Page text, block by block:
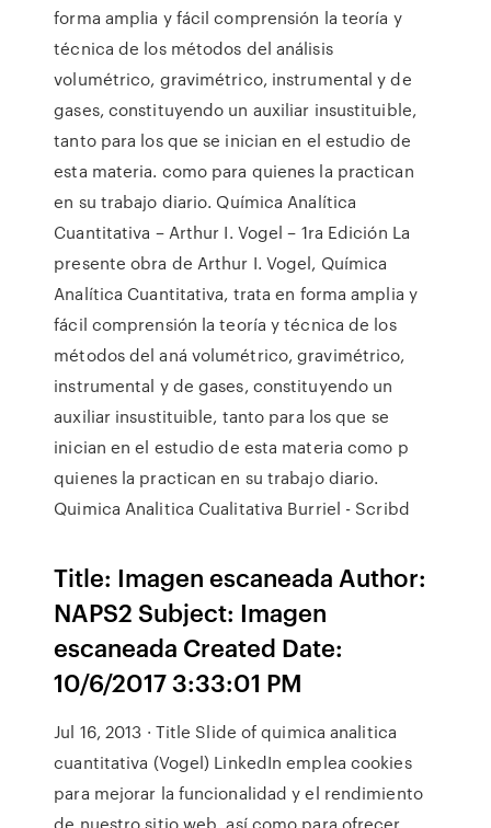
forma amplia y fácil comprensión la teoría y
técnica de los métodos del análisis
volumétrico, gravimétrico, instrumental y de
gases, constituyendo un auxiliar insustituible,
tanto para los que se inician en el estudio de
esta materia. como para quienes la practican
en su trabajo diario. Química Analítica
Cuantitativa – Arthur I. Vogel – 1ra Edición La
presente obra de Arthur I. Vogel, Química
Analítica Cuantitativa, trata en forma amplia y
fácil comprensión la teoría y técnica de los
métodos del aná volumétrico, gravimétrico,
instrumental y de gases, constituyendo un
auxiliar insustituible, tanto para los que se
inician en el estudio de esta materia como p
quienes la practican en su trabajo diario.
Quimica Analitica Cualitativa Burriel - Scribd
Title: Imagen escaneada Author:
NAPS2 Subject: Imagen
escaneada Created Date:
10/6/2017 3:33:01 PM
Jul 16, 2013 · Title Slide of quimica analitica
cuantitativa (Vogel) LinkedIn emplea cookies
para mejorar la funcionalidad y el rendimiento
de nuestro sitio web, así como para ofrecer